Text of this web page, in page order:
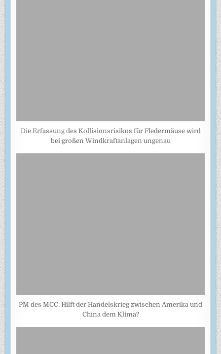
Die Erfassung des Kollisionsrisikos für Fledermäuse wird
bei großen Windkraftanlagen ungenau
PM des MCC: Hilft der Handelskrieg zwischen Amerika und
China dem Klima?